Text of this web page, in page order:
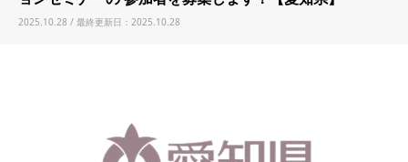
2025.10.28 / 最終更新日：2025.10.28